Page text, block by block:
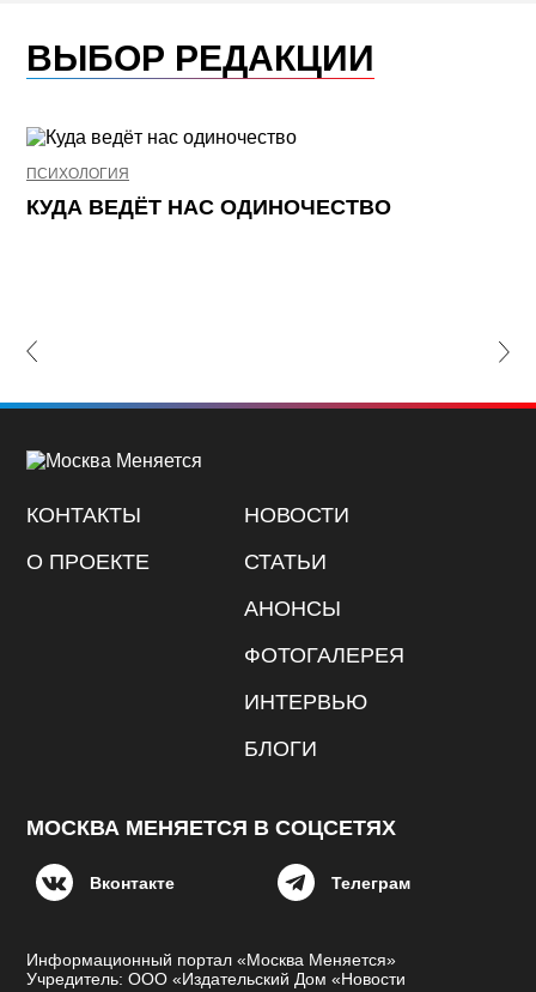
ВЫБОР РЕДАКЦИИ
ПСИХОЛОГИЯ
КУДА ВЕДЁТ НАС ОДИНОЧЕСТВО
КОНТАКТЫ
О ПРОЕКТЕ
НОВОСТИ
СТАТЬИ
АНОНСЫ
ФОТОГАЛЕРЕЯ
ИНТЕРВЬЮ
БЛОГИ
МОСКВА МЕНЯЕТСЯ В СОЦСЕТЯХ
Вконтакте Телеграм
Информационный портал «Москва Меняется»
Учредитель: ООО «Издательский Дом «Новости